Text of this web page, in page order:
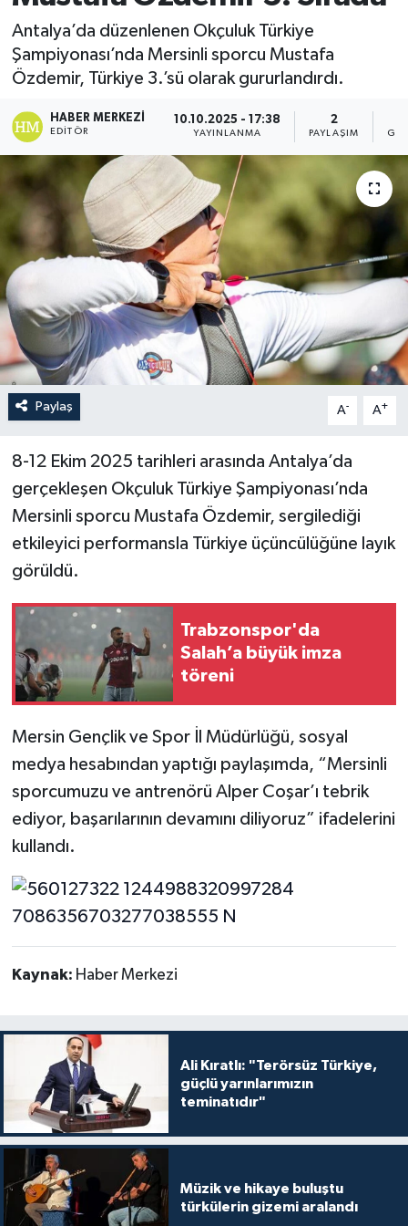
Antalya’da düzenlenen Okçuluk Türkiye
Şampiyonası’nda Mersinli sporcu Mustafa
Özdemir, Türkiye 3.’sü olarak gururlandırdı.
HABER MERKEZI
EDITÖR
10.10.2025 - 17:38
YAYINLANMA
2
PAYLAŞIM
Paylaş A- A+
8-12 Ekim 2025 tarihleri arasında Antalya’da
gerçekleşen Okçuluk Türkiye Şampiyonası’nda
Mersinli sporcu Mustafa Özdemir, sergilediği
etkileyici performansla Türkiye üçüncülüğüne layık
görüldü.
Trabzonspor'da
Salah’a büyük imza
töreni
Mersin Gençlik ve Spor İl Müdürlüğü, sosyal
medya hesabından yaptığı paylaşımda, “Mersinli
sporcumuzu ve antrenörü Alper Coşar’ı tebrik
ediyor, başarılarının devamını diliyoruz” ifadelerini
kullandı.
Kaynak: Haber Merkezi
Ali Kıratlı: "Terörsüz Türkiye,
güçlü yarınlarımızın
teminatıdır"
Müzik ve hikaye buluştu
türkülerin gizemi aralandı